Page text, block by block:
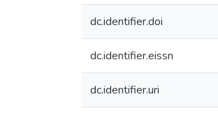
dc.identifier.doi
dc.identifier.eissn
dc.identifier.uri